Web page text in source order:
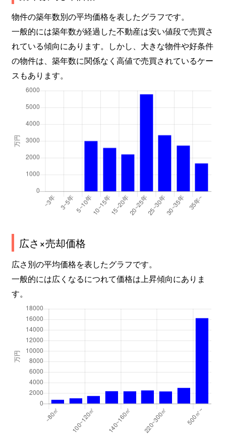
物件の築年数別の平均価格を表したグラフです。
一般的には築年数が経過した不動産は安い値段で売買さ
れている傾向にあります。しかし、大きな物件や好条件
の物件は、築年数に関係なく高値で売買されているケー
スもあります。
広さ×売却価格
広さ別の平均価格を表したグラフです。
一般的には広くなるにつれて価格は上昇傾向にありま
す。